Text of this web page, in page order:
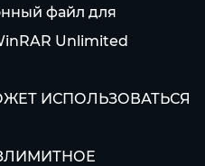
файл для
Unlimited
ИСПОЛЬЗОВАТЬСЯ